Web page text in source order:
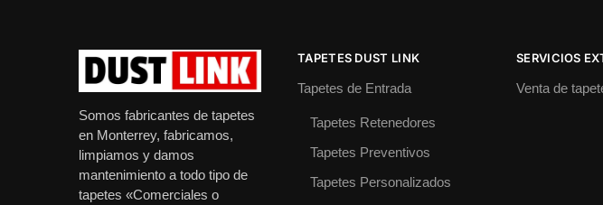
Somos fabricantes de tapetes
en Monterrey, fabricamos,
limpiamos y damos
mantenimiento a todo tipo de
tapetes «Comerciales o
TAPETES DUST LINK
Tapetes de Entrada
Tapetes Retenedores
Tapetes Preventivos
Tapetes Personalizados
SERVICIOS
Venta de